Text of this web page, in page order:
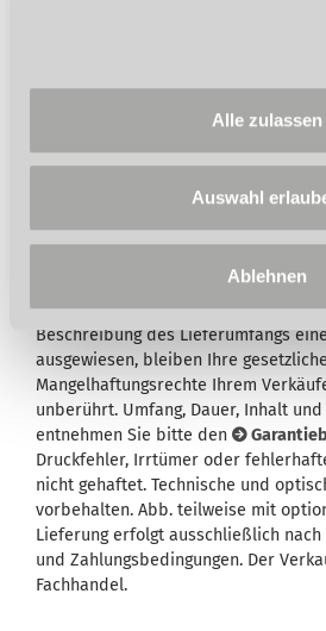
Alle zulassen
Auswahl
Ablehnen
EMV
Vertrag inklusive.
Siemens Zusatzpaket
Vertrages (RSV) möglich
Wird in der Artikelbeschreibung
Beschreibung des Lieferumfangs
ausgewiesen, bleiben Ihre
Mangelhaftungsrechte Ihrem
unberührt. Umfang, Dauer, Inhalt
entnehmen Sie bitte den
Druckfehler, Irrtümer oder
nicht gehaftet. Technische und
vorbehalten. Abb. teilweise mit
Lieferung erfolgt ausschließlich
und Zahlungsbedingungen. Der
Fachhandel.